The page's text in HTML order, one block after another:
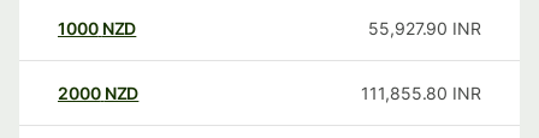
1000 NZD 55,927.90 INR
2000 NZD 111,855.80 INR